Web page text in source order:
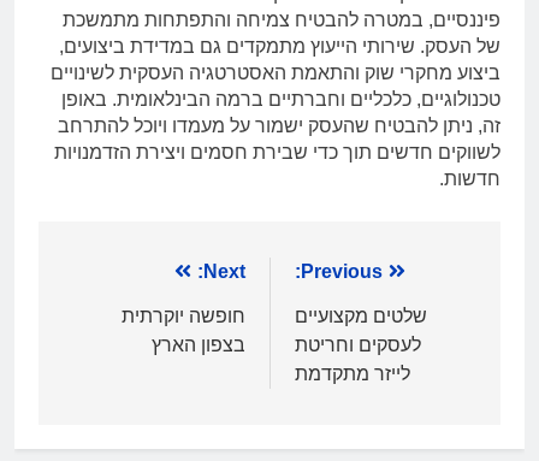
פיננסיים, במטרה להבטיח צמיחה והתפתחות מתמשכת
של העסק. שירותי הייעוץ מתמקדים גם במדידת ביצועים,
ביצוע מחקרי שוק והתאמת האסטרטגיה העסקית לשינויים
טכנולוגיים, כלכליים וחברתיים ברמה הבינלאומית. באופן
זה, ניתן להבטיח שהעסק ישמור על מעמדו ויוכל להתרחב
לשווקים חדשים תוך כדי שבירת חסמים ויצירת הזדמנויות
חדשות.
Previous:
שלטים מקצועיים
לעסקים וחריטת
לייזר מתקדמת
Next:
חופשה יוקרתית
בצפון הארץ